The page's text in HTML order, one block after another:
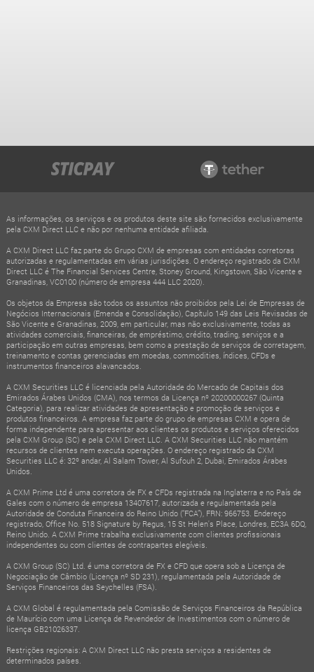
As informações, os serviços e os produtos deste site são fornecidos exclusivamente
pela CXM Direct LLC e não por nenhuma entidade afiliada.
A CXM Direct LLC faz parte do Grupo CXM de empresas com entidades corretoras
autorizadas e regulamentadas em várias jurisdições. O endereço registrado da CXM
Direct LLC é The Financial Services Centre, Stoney Ground, Kingstown, São Vicente e
Granadinas, VC0100 (número de empresa 444 LLC 2020).
Os objetos da Empresa são todos os assuntos não proibidos pela Lei de Empresas de
Negócios Internacionais (Emenda e Consolidação), Capítulo 149 das Leis Revisadas de
São Vicente e Granadinas, 2009, em particular, mas não exclusivamente, todas as
atividades comerciais, financeiras, de empréstimo, crédito, trading, serviços e a
participação em outras empresas, bem como a prestação de serviços de corretagem,
treinamento e contas gerenciadas em moedas, commodities, índices, CFDs e
instrumentos financeiros alavancados.
A CXM Securities LLC é licenciada pela Autoridade do Mercado de Capitais dos
Emirados Árabes Unidos (CMA), nos termos da Licença nº 20200000267 (Quinta
Categoria), para realizar atividades de apresentação e promoção de serviços e
produtos financeiros. A empresa faz parte do grupo de empresas CXM e opera de
forma independente para apresentar aos clientes os produtos e serviços oferecidos
pela CXM Group (SC) e pela CXM Direct LLC. A CXM Securities LLC não mantém
recursos de clientes nem executa operações. O endereço registrado da CXM
Securities LLC é: 32º andar, Al Salam Tower, Al Sufouh 2, Dubai, Emirados Árabes
Unidos.
A CXM Prime Ltd é uma corretora de FX e CFDs registrada na Inglaterra e no País de
Gales com o número de empresa 13407617, autorizada e regulamentada pela
Autoridade de Conduta Financeira do Reino Unido (“FCA”), FRN: 966753. Endereço
registrado, Office No. 518 Signature by Regus, 15 St Helen's Place, Londres, EC3A 6DQ,
Reino Unido. A CXM Prime trabalha exclusivamente com clientes profissionais
independentes ou com clientes de contrapartes elegíveis.
A CXM Group (SC) Ltd. é uma corretora de FX e CFD que opera sob a Licença de
Negociação de Câmbio (Licença nº SD 231), regulamentada pela Autoridade de
Serviços Financeiros das Seychelles (FSA).
A CXM Global é regulamentada pela Comissão de Serviços Financeiros da República
de Maurício com uma Licença de Revendedor de Investimentos com o número de
licença GB21026337.
Restrições regionais: A CXM Direct LLC não presta serviços a residentes de
determinados países.